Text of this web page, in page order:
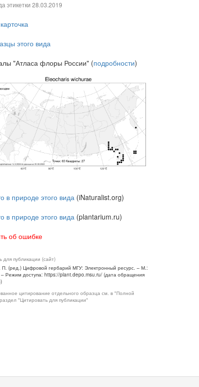
этикетки 28.03.2019
этого вида
"Атласа флоры России" (подробности)
в природе этого вида (iNaturalist.org)
в природе этого вида (plantarium.ru)
об ошибке
для публикации (сайт)
П. (ред.) Цифровой гербарий МГУ: Электронный ресурс. – М.:
Режим доступа: https://plant.depo.msu.ru/ (дата обращения
цитирование отдельного образца см. в "Полной
"Цитировать для публикации"